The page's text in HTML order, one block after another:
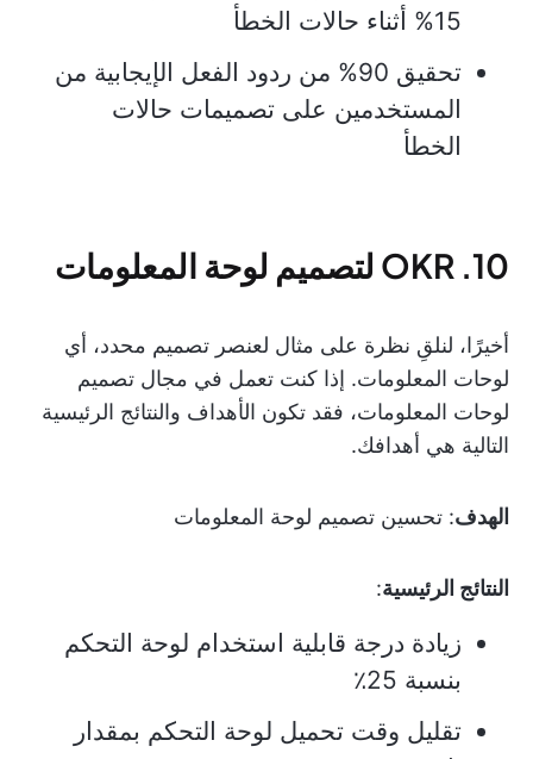
15% أثناء حالات الخطأ
تحقيق 90% من ردود الفعل الإيجابية من
المستخدمين على تصميمات حالات
الخطأ
10. OKR لتصميم لوحة المعلومات
أخيرًا، لنلقِ نظرة على مثال لعنصر تصميم محدد، أي
لوحات المعلومات. إذا كنت تعمل في مجال تصميم
لوحات المعلومات، فقد تكون الأهداف والنتائج الرئيسية
التالية هي أهدافك.
الهدف: تحسين تصميم لوحة المعلومات
النتائج الرئيسية:
زيادة درجة قابلية استخدام لوحة التحكم
بنسبة 25٪
تقليل وقت تحميل لوحة التحكم بمقدار